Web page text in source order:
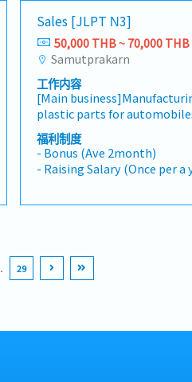
sales performance, identify
performance gaps, and
improvement plans.-
improvements and
functional teams to
customer experience.-
forecasts, and performance
management.
Sales [JLPT N3]
50,000 THB ~ 70,000 THB
Samutprakarn
工作内容
[Main
plastic parts for
Building good relationship
in Thai (The client is Thai
clients by own car *Driving
Chonburi etc)- Make an
福利制度
- Bonus (Ave 2month)
- Raising Salary (Once per a
- Mobile Phone Provide
- Medical Check (Once a year)
- Uniform
29